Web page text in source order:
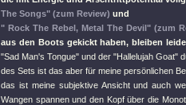
The Songs" (zum Review) und
" Rock The Rebel, Metal The Devil" (zum
aus den Boots gekickt haben, bleiben
"Sad Man's Tongue" und der "Hallelujah Goat"
des Sets ist das aber für meine persönlichen
das ist meine subjektive Ansicht und auch
Wangen spannen und den Kopf über die